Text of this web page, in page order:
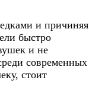
и причиняя
быстро
и не
современных
стоит